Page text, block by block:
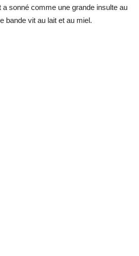
sonné comme une grande insulte au
bande vit au lait et au miel.